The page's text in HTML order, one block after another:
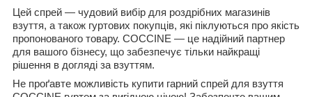
Цей спрей — чудовий вибір для роздрібних магазинів
взуття, а також гуртових покупців, які піклуються про якість
пропонованого товару. COCCINE — це надійний партнер
для вашого бізнесу, що забезпечує тільки найкращі
рішення в догляді за взуттям.
Не проґавте можливість купити гарний спрей для взуття